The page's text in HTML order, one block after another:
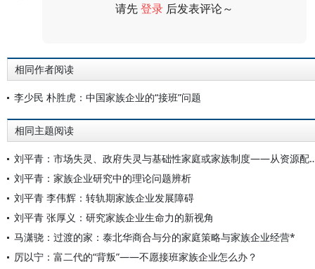
请先登录 后发表评论～
相同作者阅读
李少民 朴胜虎：中国家族企业的“接班”问题
相同主题阅读
刘平青：市场失灵、政府失灵与基
刘平青：家族企业研究中的理论问题辨析
刘平青 李伟辉：转轨期家族企业发展障碍
刘平青 张厚义：研究家族企业生命力的新视角
马潇骁：过渡的家：泰北华商合与分的家庭策略与家族企业经营*
厉以宁：富二代的“背叛”——不愿接班家族企业怎么办？